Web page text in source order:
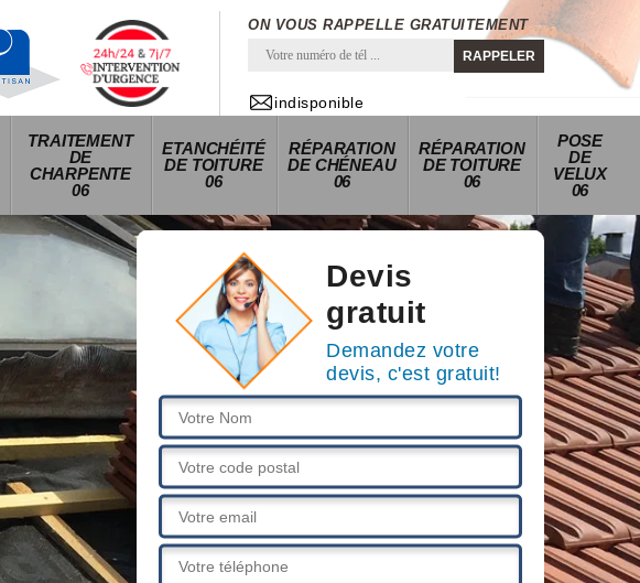
ON VOUS RAPPELLE GRATUITEMENT
indisponible
TRAITEMENT
DE
CHARPENTE
06
ETANCHÉITÉ
DE TOITURE
06
RÉPARATION
DE CHÉNEAU
06
RÉPARATION
DE TOITURE
06
POSE
DE
VELUX
06
Devis
gratuit
Demandez votre
devis, c'est gratuit!